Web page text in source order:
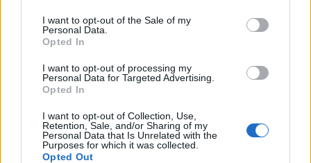
I want to opt-out of the Sale of my
Personal Data.
Opted In
I want to opt-out of processing my
Personal Data for Targeted Advertising.
Opted In
I want to opt-out of Collection, Use,
Retention, Sale, and/or Sharing of my
Personal Data that Is Unrelated with the
Purposes for which it was collected.
Opted Out